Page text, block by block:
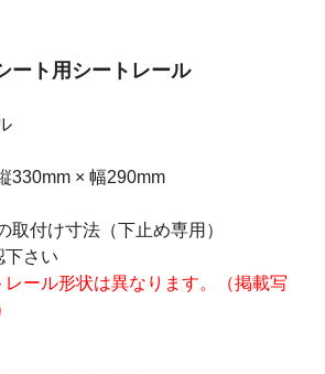
ート用シートレール
330mm × 幅290mm
取付け寸法（下止め専用）
下さい
ール形状は異なります。（掲載写